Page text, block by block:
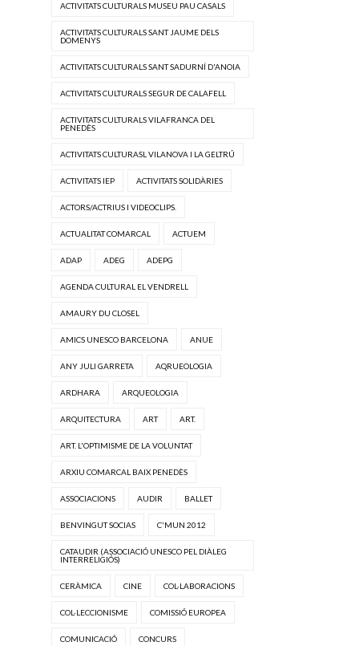
ACTIVITATS CULTURALS MUSEU PAU CASALS
ACTIVITATS CULTURALS SANT JAUME DELS
DOMENYS
ACTIVITATS CULTURALS SANT SADURNÍ D'ANOIA
ACTIVITATS CULTURALS SEGUR DE CALAFELL
ACTIVITATS CULTURALS VILAFRANCA DEL
PENEDÈS
ACTIVITATS CULTURASL VILANOVA I LA GELTRÚ
ACTIVITATS IEP ACTIVITATS SOLIDÀRIES
ACTORS/ACTRIUS I VIDEOCLIPS.
ACTUALITAT COMARCAL ACTUEM
ADAP ADEG ADEPG
AGENDA CULTURAL EL VENDRELL
AMAURY DU CLOSEL
AMICS UNESCO BARCELONA ANUE
ANY JULI GARRETA AQRUEOLOGIA
ARDHARA ARQUEOLOGIA
ARQUITECTURA ART ART.
ART. L'OPTIMISME DE LA VOLUNTAT
ARXIU COMARCAL BAIX PENEDÈS
ASSOCIACIONS AUDIR BALLET
BENVINGUT SOCIAS C'MUN 2012
CATAUDIR (ASSOCIACIÓ UNESCO PEL DIÀLEG
INTERRELIGIÓS)
CERÀMICA CINE COL·LABORACIONS
COL·LECCIONISME COMISSIÓ EUROPEA
COMUNICACIÓ CONCURS